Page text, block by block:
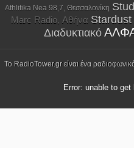
Athlitika Nea 98,7, Θεσσαλονίκη
Marc Radio, Αθήνα Stardust
Διαδυκτιακό
Το RadioTower.gr είναι ένα
Error: unable to